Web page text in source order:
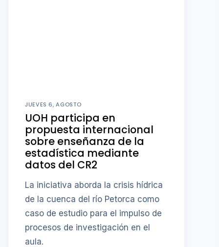
JUEVES 6, AGOSTO
UOH participa en
propuesta internacional
sobre enseñanza de la
estadística mediante
datos del CR2
La iniciativa aborda la crisis hídrica
de la cuenca del río Petorca como
caso de estudio para el impulso de
procesos de investigación en el
aula.